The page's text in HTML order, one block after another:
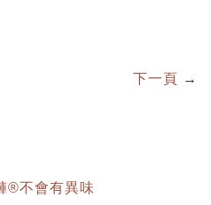
下一頁 →
®不會有異味